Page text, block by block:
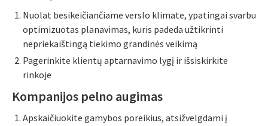
Nuolat besikeičiančiame verslo klimate, ypatingai svarbu
optimizuotas planavimas, kuris padeda užtikrinti
nepriekaištingą tiekimo grandinės veikimą
Pagerinkite klientų aptarnavimo lygį ir išsiskirkite
rinkoje
Kompanijos pelno augimas
Apskaičiuokite gamybos poreikius, atsižvelgdami į